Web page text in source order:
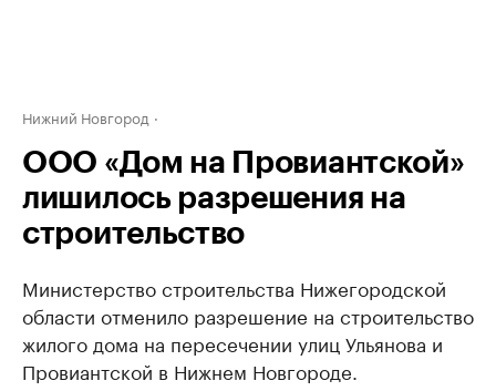
Нижний Новгород
ООО «Дом на Провиантской»
лишилось разрешения на
строительство
Министерство строительства Нижегородской
области отменило разрешение на строительство
жилого дома на пересечении улиц Ульянова и
Провиантской в Нижнем Новгороде.